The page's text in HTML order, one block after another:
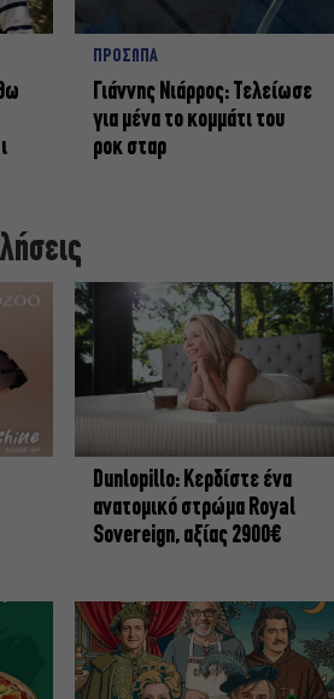
ΠΡΟΣΩΠΑ
Γιάννης Νιάρρος: Τελείωσε
για μένα το κομμάτι του
ροκ σταρ
Dunlopillo: Κερδίστε ένα
ανατομικό στρώμα Royal
Sovereign, αξίας 2900€